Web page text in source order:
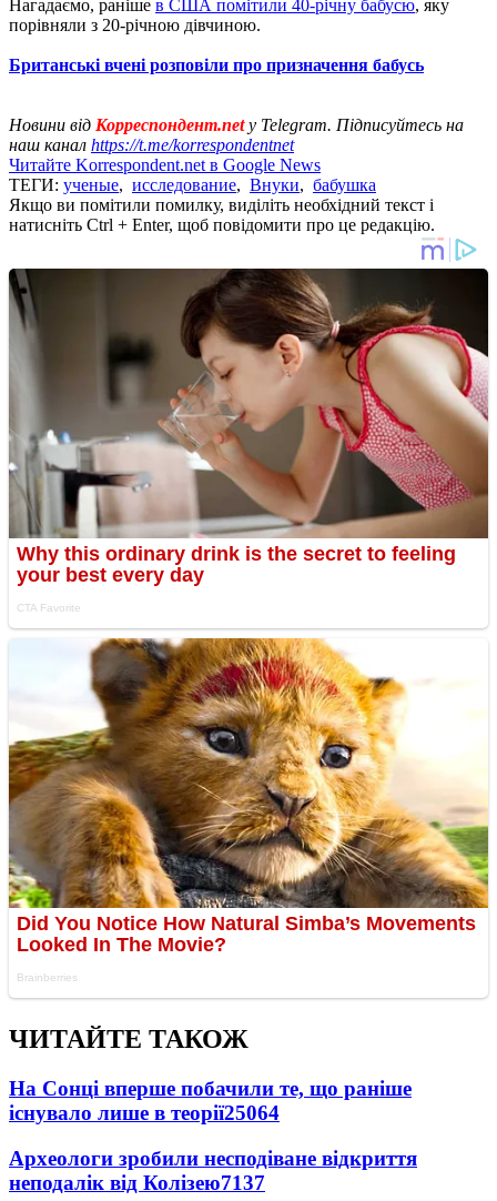
Нагадаємо, раніше в США помітили 40-річну бабусю, яку
порівняли з 20-річною дівчиною.
Британські вчені розповіли про призначення бабусь
Новини від Корреспондент.netу Telegram. Підписуйтесь на
наш канал https://t.me/korrespondentnet
Читайте Korrespondent.net в Google News
ТЕГИ: ученые, исследование, Внуки, бабушка
Якщо ви помітили помилку, виділіть необхідний текст і
натисніть Ctrl + Enter, щоб повідомити про це редакцію.
ЧИТАЙТЕ ТАКОЖ
На Сонці вперше побачили те, що раніше
існувало лише в теорії25064
Археологи зробили несподіване відкриття
неподалік від Колізею7137